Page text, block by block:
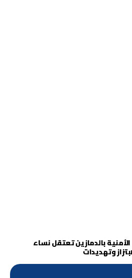
بالدمازين تعتقل نساء
وتهديدات